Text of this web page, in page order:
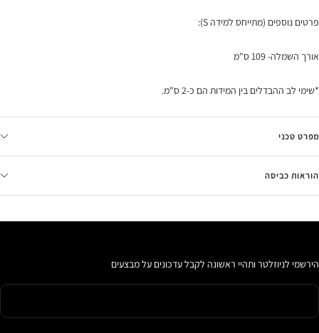
פרטים נוספים (מתייחס למידה S):
אורך השמלה- 109 ס"מ
*שימי לב ההבדלים בין המידות הם כ-2 ס"מ.
מפרט טכני
הוראות כביסה
הירשמי לניוזלטר ותהיי ראשונה לקבל עדכונים על מבצעים